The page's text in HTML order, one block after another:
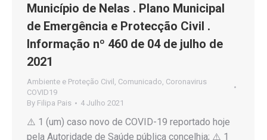
Município de Nelas . Plano Municipal
de Emergência e Protecção Civil .
Informação nº 460 de 04 de julho de
2021
Ambiente e Proteção Civil Comunicado Coronavirus
COVID19
By Filipa Pais 4 Julho 2021
⚠️ 1 (um) caso novo de COVID-19 reportado hoje
pela Autoridade de Saúde pública concelhia; ⚠️ 1